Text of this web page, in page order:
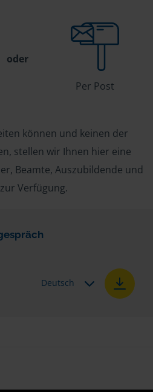
oder
Per Post
können und keinen der
stellen wir Ihnen hier eine
Beamte, Auszubildende und
Verfügung.
Deutsch